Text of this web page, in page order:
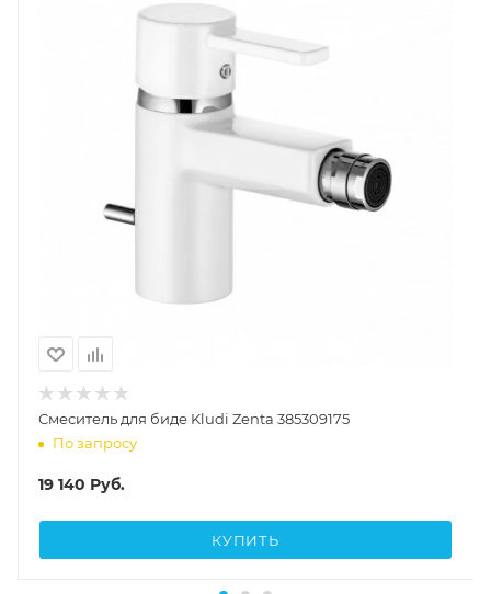
Смеситель для биде Kludi Zenta 385309175
По запросу
19 140 Руб.
КУПИТЬ